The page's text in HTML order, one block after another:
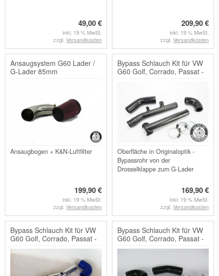
49,00 €
inkl. 19 % MwSt.
zzgl. Versandkosten
209,90 €
inkl. 19 % MwSt.
zzgl. Versandkosten
Ansaugsystem G60 Lader /
G-Lader 85mm
Ansaugbogen + K&N-Luftfilter
199,90 €
inkl. 19 % MwSt.
zzgl. Versandkosten
Bypass Schlauch Kit für VW
G60 Golf, Corrado, Passat -
Oberfläche in Originaloptik -
Bypassrohr von der
Drosselklappe zum G-Lader
169,90 €
inkl. 19 % MwSt.
zzgl. Versandkosten
Bypass Schlauch Kit für VW
G60 Golf, Corrado, Passat -
blau
Bypass Schlauch Kit für VW
G60 Golf, Corrado, Passat -
schwarz